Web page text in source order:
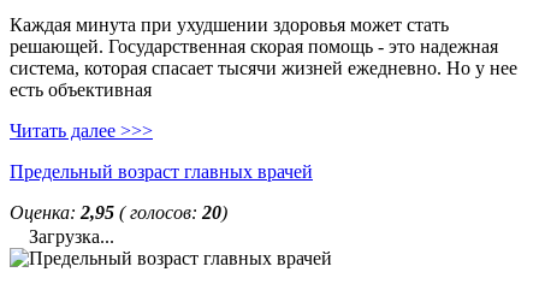
Каждая минута при ухудшении здоровья может стать
решающей. Государственная скорая помощь - это надежная
система, которая спасает тысячи жизней ежедневно. Но у нее
есть объективная
Читать далее >>>
Предельный возраст главных врачей
Оценка: 2,95 ( голосов: 20)
Загрузка...